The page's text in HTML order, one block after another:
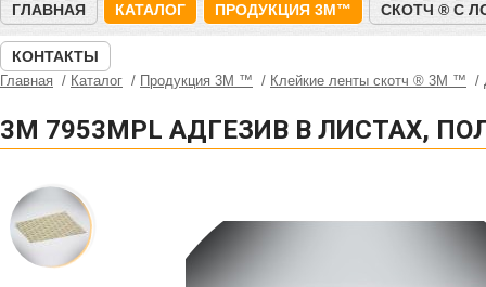
ГЛАВНАЯ КАТАЛОГ ПРОДУКЦИЯ 3M™ СКОТЧ ® С
КОНТАКТЫ
Главная Каталог Продукция 3M ™ Клейкие ленты скотч ® 3M ™
3M 7953MPL АДГЕЗИВ В ЛИСТАХ,